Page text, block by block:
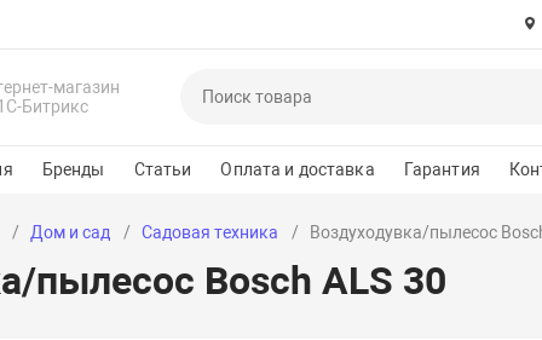
магазин
Битрикс
Бренды Статьи Оплата и доставка Гарантия
Дом и сад Садовая техника Воздуходувка/пылесос
пылесос Bosch ALS 30